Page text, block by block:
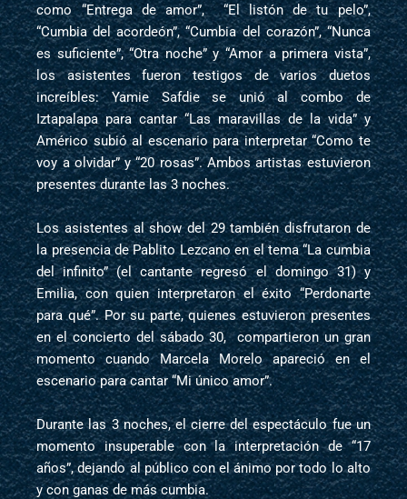
como “Entrega de amor”, “El listón de tu pelo”,
“Cumbia del acordeón”, “Cumbia del corazón”, “Nunca
es suficiente”, “Otra noche” y “Amor a primera vista”,
los asistentes fueron testigos de varios duetos
increíbles: Yamie Safdie se unió al combo de
Iztapalapa para cantar “Las maravillas de la vida” y
Américo subió al escenario para interpretar “Como te
voy a olvidar” y “20 rosas”. Ambos artistas estuvieron
presentes durante las 3 noches.
Los asistentes al show del 29 también disfrutaron de
la presencia de Pablito Lezcano en el tema “La cumbia
del infinito” (el cantante regresó el domingo 31) y
Emilia, con quien interpretaron el éxito “Perdonarte
para qué”. Por su parte, quienes estuvieron presentes
en el concierto del sábado 30, compartieron un gran
momento cuando Marcela Morelo apareció en el
escenario para cantar “Mi único amor”.
Durante las 3 noches, el cierre del espectáculo fue un
momento insuperable con la interpretación de “17
años”, dejando al público con el ánimo por todo lo alto
y con ganas de más cumbia.